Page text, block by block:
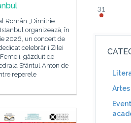
Român „Dimitrie
organizează, în
2026, un concert de
celebrării Zilei
găzduit de
Sfântul Anton de
reperele
31